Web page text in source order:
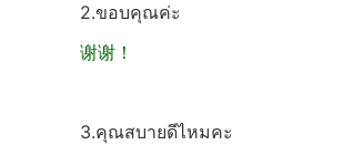
2.ขอบคุณค่ะ
谢谢！
3.คุณสบายดีไหมคะ